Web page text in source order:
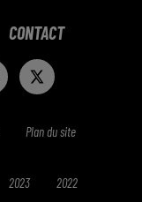
CONTACT
Plan du site
2023 2022